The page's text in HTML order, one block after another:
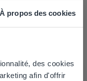
À propos des cookies
des cookies
afin d'offrir
match